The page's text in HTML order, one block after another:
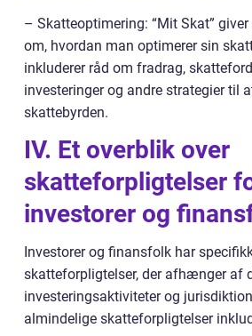
– Skatteoptimering: “Mit Skat”
om, hvordan man optimerer sin
inkluderer råd om fradrag,
investeringer og andre strategier til
skattebyrden.
IV. Et overblik over
skatteforpligtelser
investorer og
Investorer og finansfolk har
skatteforpligtelser, der afhænger af
investeringsaktiviteter og
almindelige skatteforpligtelser